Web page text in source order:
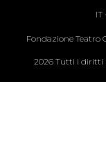
IT
Fondazione Teatro
2026 Tutti i diritti